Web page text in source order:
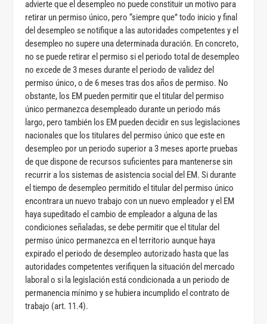
advierte que el desempleo no puede constituir un motivo para
retirar un permiso único, pero “siempre que” todo inicio y final
del desempleo se notifique a las autoridades competentes y el
desempleo no supere una determinada duración. En concreto,
no se puede retirar el permiso si el periodo total de desempleo
no excede de 3 meses durante el periodo de validez del
permiso único, o de 6 meses tras dos años de permiso. No
obstante, los EM pueden permitir que el titular del permiso
único permanezca desempleado durante un periodo más
largo, pero también los EM pueden decidir en sus legislaciones
nacionales que los titulares del permiso único que este en
desempleo por un periodo superior a 3 meses aporte pruebas
de que dispone de recursos suficientes para mantenerse sin
recurrir a los sistemas de asistencia social del EM. Si durante
el tiempo de desempleo permitido el titular del permiso único
encontrara un nuevo trabajo con un nuevo empleador y el EM
haya supeditado el cambio de empleador a alguna de las
condiciones señaladas, se debe permitir que el titular del
permiso único permanezca en el territorio aunque haya
expirado el periodo de desempleo autorizado hasta que las
autoridades competentes verifiquen la situación del mercado
laboral o si la legislación está condicionada a un periodo de
permanencia mínimo y se hubiera incumplido el contrato de
trabajo (art. 11.4).